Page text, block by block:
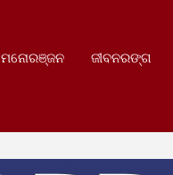
ମନୋରଞ୍ଜନ ଜୀବନରଙ୍ଗ